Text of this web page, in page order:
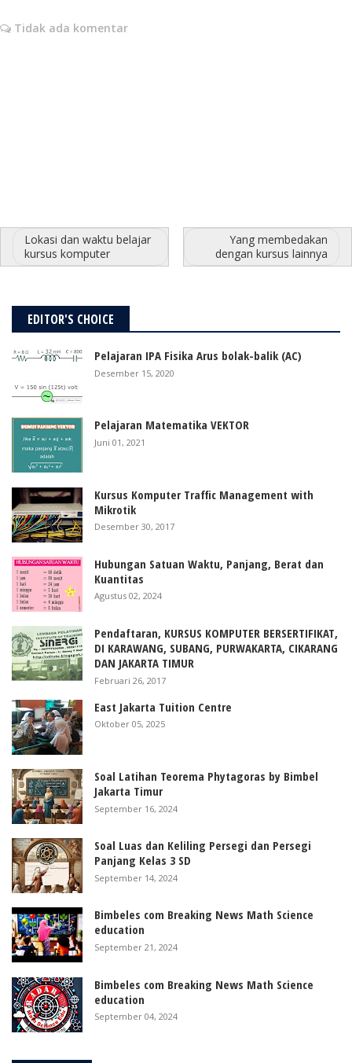
Tidak ada komentar
Lokasi dan waktu belajar
kursus komputer
Yang membedakan
dengan kursus lainnya
EDITOR'S CHOICE
Pelajaran IPA Fisika Arus bolak-balik (AC)
Desember 15, 2020
Pelajaran Matematika VEKTOR
Juni 01, 2021
Kursus Komputer Traffic Management with
Mikrotik
Desember 30, 2017
Hubungan Satuan Waktu, Panjang, Berat dan
Kuantitas
Agustus 02, 2024
Pendaftaran, KURSUS KOMPUTER BERSERTIFIKAT,
DI KARAWANG, SUBANG, PURWAKARTA, CIKARANG
DAN JAKARTA TIMUR
Februari 26, 2017
East Jakarta Tuition Centre
Oktober 05, 2025
Soal Latihan Teorema Phytagoras by Bimbel
Jakarta Timur
September 16, 2024
Soal Luas dan Keliling Persegi dan Persegi
Panjang Kelas 3 SD
September 14, 2024
Bimbeles com Breaking News Math Science
education
September 21, 2024
Bimbeles com Breaking News Math Science
education
September 04, 2024